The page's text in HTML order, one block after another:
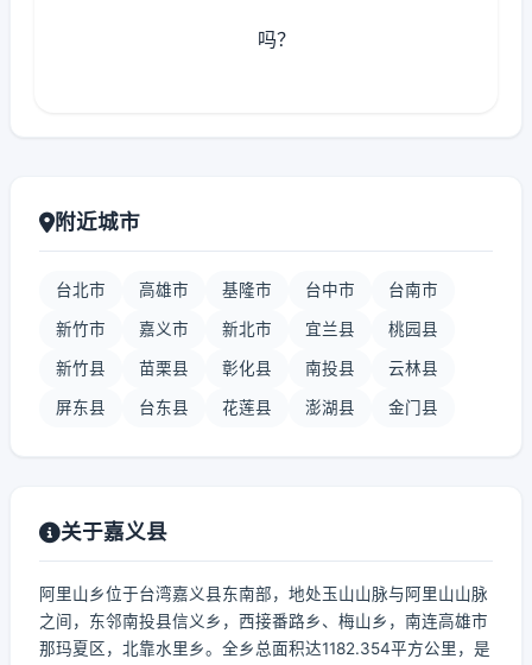
吗？
附近城市
台北市 高雄市 基隆市 台中市 台南市
新竹市 嘉义市 新北市 宜兰县 桃园县
新竹县 苗栗县 彰化县 南投县 云林县
屏东县 台东县 花莲县 澎湖县 金门县
关于嘉义县
阿里山乡位于台湾嘉义县东南部，地处玉山山脉与阿里山山脉
之间，东邻南投县信义乡，西接番路乡、梅山乡，南连高雄市
那玛夏区，北靠水里乡。全乡总面积达1182.354平方公里，是